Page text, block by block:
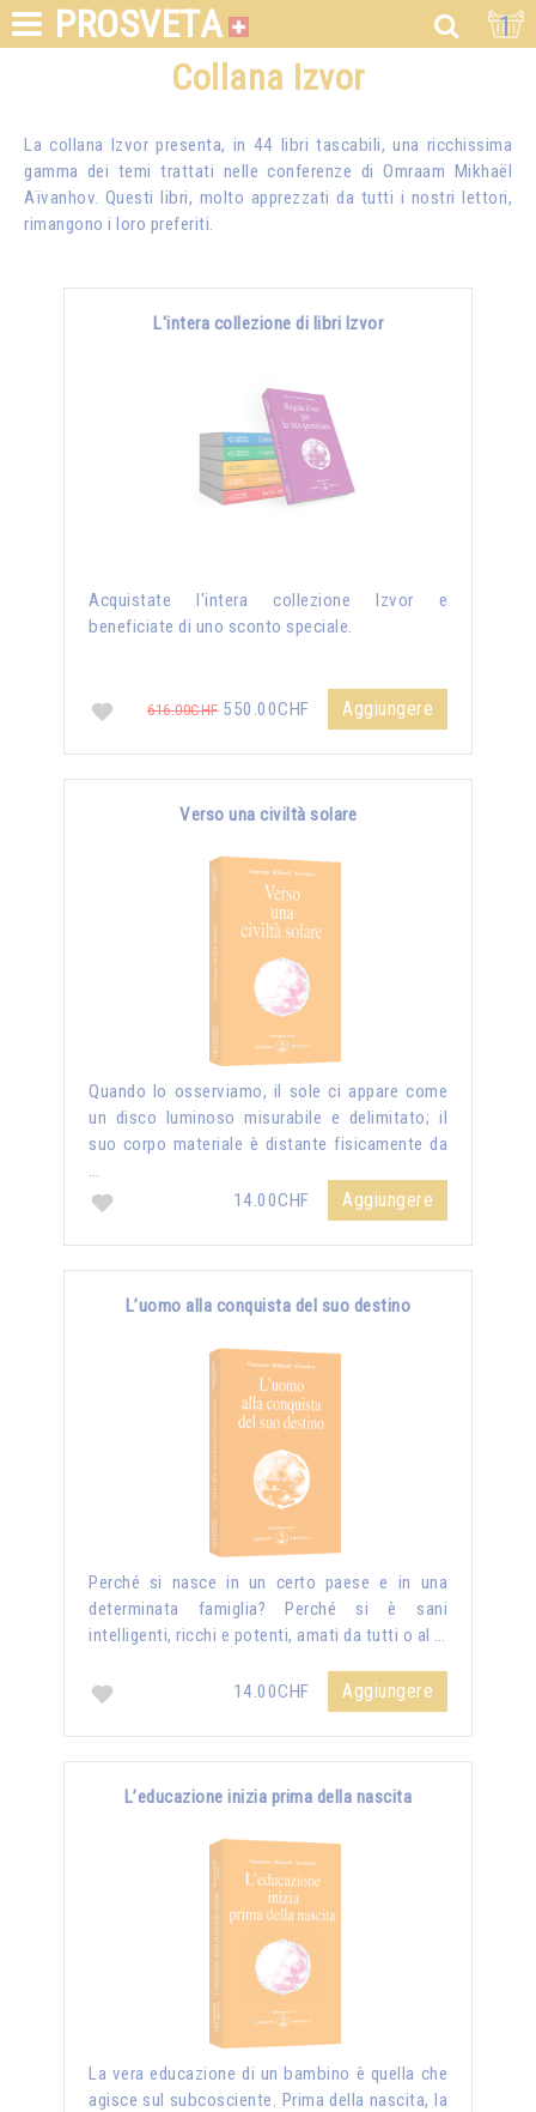
PROSVETA 1
Collana Izvor
La collana Izvor presenta, in 44 libri tascabili, una ricchissima
gamma dei temi trattati nelle conferenze diOmraam Mikhaël
Aïvanhov. Questi libri, molto apprezzati da tutti i nostri lettori,
rimangono i loro preferiti.
L'intera collezione di libri Izvor
Acquistate l'intera collezione Izvor e
beneficiate di uno sconto speciale.
616.00CHF550.00CHF Aggiungere
Verso una civiltà solare
Quando lo osserviamo, il sole ci appare come
un disco luminoso misurabile e delimitato; il
suo corpo materiale è distante fisicamente da
…
14.00CHF
Aggiungere
L’uomo alla conquista del suo destino
Perché si nasce in un certo paese e in una
determinata famiglia? Perché si è sani
intelligenti, ricchi e potenti, amati da tutti o al …
14.00CHF Aggiungere
L’educazione inizia prima della nascita
La vera educazione di un bambino è quella che
agisce sul subcosciente. Prima della nascita, la